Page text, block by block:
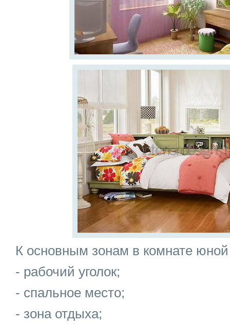
К основным зонам в комнате юной
- рабочий уголок;
- спальное место;
- зона отдыха;